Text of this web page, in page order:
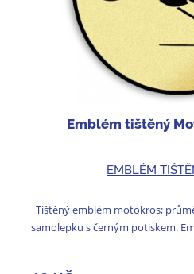
Emblém tištěný
EMBLÉM
Tištěný emblém motokros;
samolepku s černým potiskem.